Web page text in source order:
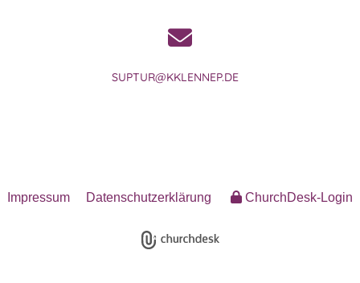
SUPTUR@KKLENNEP.DE
Impressum Datenschutzerklärung ChurchDesk-Login